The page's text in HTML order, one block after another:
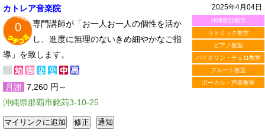
2025年4月04日
沖縄県那覇市
リトミック教室
ピアノ教室
バイオリン・チェロ教室
フルート教室
ボーカル・声楽教室
カトレア音楽院
0
専門講師が「お一人お一人の個性を活か
し、進度に無理のないきめ細やかなご指
導」を致します。
月謝 7,260 円～
沖縄県那覇市銘苅3-10-25